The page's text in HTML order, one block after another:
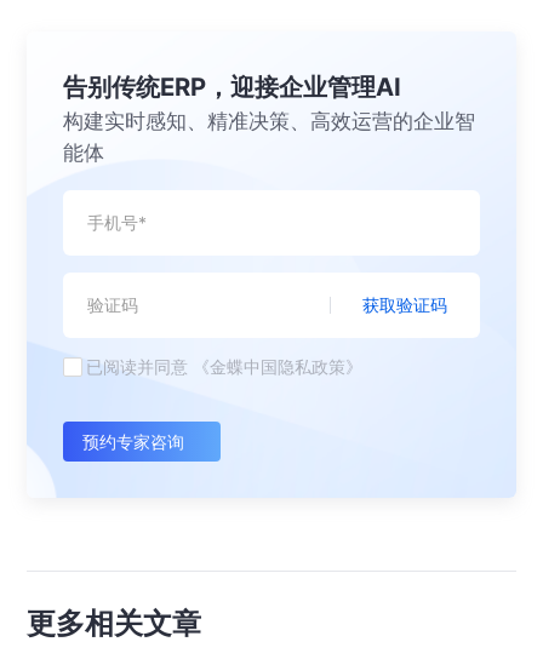
告别传统ERP，迎接企业管理AI
构建实时感知、精准决策、高效运营的企业智
能体
获取验证码
已阅读并同意 《金蝶中国隐私政策》
预约专家咨询
更多相关文章